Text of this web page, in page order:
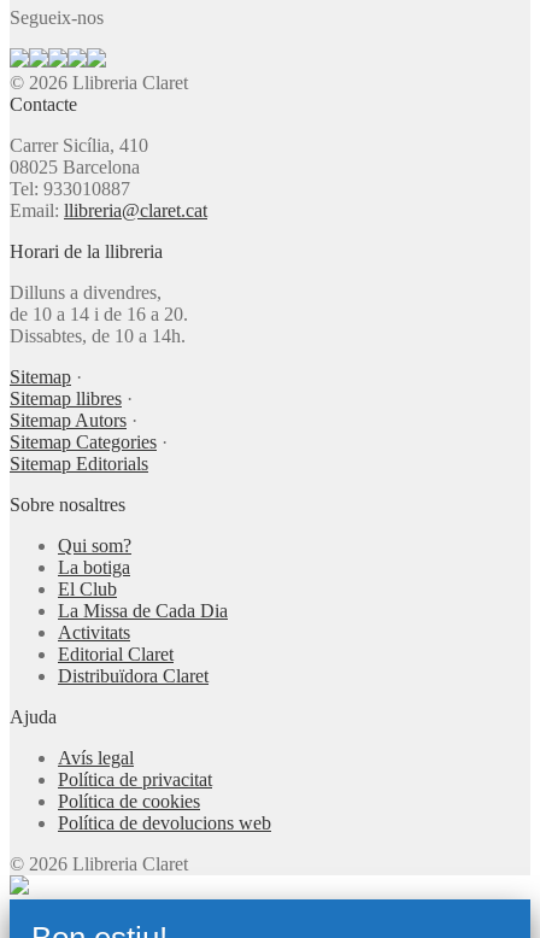
Segueix-nos
© 2026 Llibreria Claret
Contacte
Carrer Sicília, 410
08025 Barcelona
Tel: 933010887
Email: llibreria@claret.cat
Horari de la llibreria
Dilluns a divendres,
de 10 a 14 i de 16 a 20.
Dissabtes, de 10 a 14h.
Sitemap ·
Sitemap llibres ·
Sitemap Autors ·
Sitemap Categories ·
Sitemap Editorials
Sobre nosaltres
Qui som?
La botiga
El Club
La Missa de Cada Dia
Activitats
Editorial Claret
Distribuïdora Claret
Ajuda
Avís legal
Política de privacitat
Política de cookies
Política de devolucions web
© 2026 Llibreria Claret